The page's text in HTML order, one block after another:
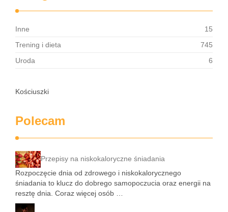
Inne
15
Trening i dieta
745
Uroda
6
Kościuszki
Polecam
Przepisy na niskokaloryczne śniadania
Rozpoczęcie dnia od zdrowego i niskokalorycznego
śniadania to klucz do dobrego samopoczucia oraz energii na
resztę dnia. Coraz więcej osób …